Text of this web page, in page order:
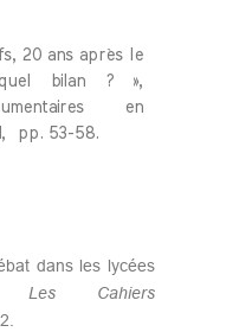
20 ans après le
bilan ? »,
en
pp. 53-58.
dans les lycées
Les
Cahiers